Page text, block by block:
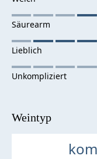
Weintyp